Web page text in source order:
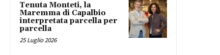
Tenuta Monteti, la
Maremma di Capalbio
interpretata parcella per
parcella
25 Luglio 2026